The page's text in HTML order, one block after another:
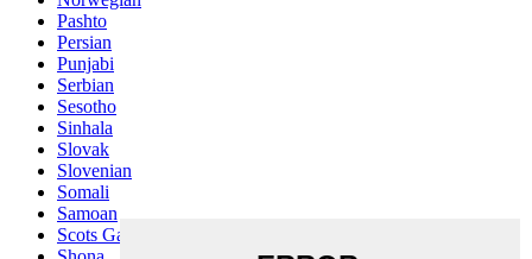
Pashto
Persian
Punjabi
Serbian
Sesotho
Sinhala
Slovak
Slovenian
Somali
Samoan
Scots Gaelic